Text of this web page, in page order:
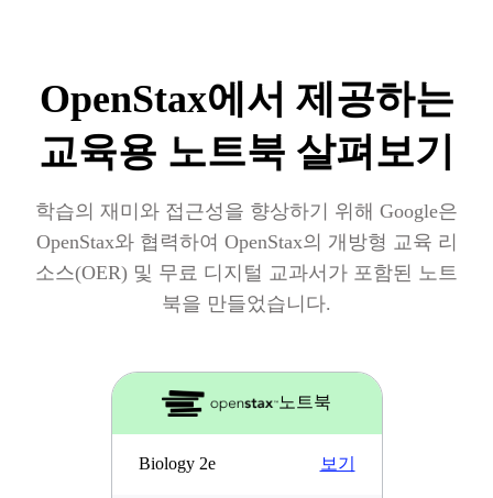
OpenStax에서 제공하는
교육용 노트북 살펴보기
학습의 재미와 접근성을 향상하기 위해 Google은
OpenStax와 협력하여 OpenStax의 개방형 교육 리
소스(OER) 및 무료 디지털 교과서가 포함된 노트
북을 만들었습니다.
노트북
Biology 2e 보기